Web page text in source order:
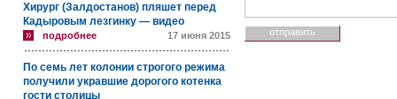
Хирург (Залдостанов) пляшет перед
Кадыровым лезгинку — видео
подробнее 17 июня 2015
По семь лет колонии строгого режима
получили укравшие дорогого котенка
гости столицы